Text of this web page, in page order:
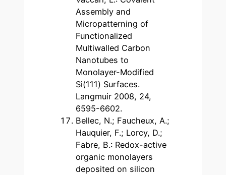
Assembly and
Micropatterning of
Functionalized
Multiwalled Carbon
Nanotubes to
Monolayer-Modified
Si(111) Surfaces.
Langmuir 2008, 24,
6595-6602.
Bellec, N.; Faucheux, A.;
Hauquier, F.; Lorcy, D.;
Fabre, B.: Redox-active
organic monolayers
deposited on silicon